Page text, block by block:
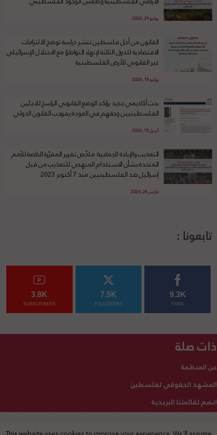
يوليو 29, 2026
القانون من أجل فلسطين تنشر دراسة توضح الالتزامات
الاقتصادية للدول الثالثة لإنهاء التواطؤ مع الاحتلال الإسرائيلي
غير القانوني للأرض الفلسطينية
يوليو 18, 2026
بحث أكاديمي جديد يؤكد الوضع القانوني الراسخ للاجئين
الفلسطينيين وحقهم في العودة بموجب القانون الدولي
أبريل 15, 2026
التعذيب والإبادة الجماعية: ملخّص تقرير المقرّرة الخاصة للأمم
المتحدة بشأن الاستخدام المنهجي للتعذيب من قبل
إسرائيل ضد الفلسطينيين منذ 7 أكتوبر 2023
مارس 24, 2026
تابعونا :
9.3K
FANS
7.5K
FOLLOWERS
3.8K
SUBSCRIBERS
ذات صلة
عن المنظمة
المشهد الحقوقي لفلسطين
انضم لقائمتنا البريدية